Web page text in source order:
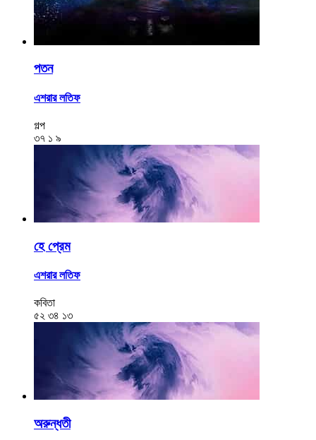
পতন
এশরার লতিফ
গল্প
৩৭ ১ ৯
হে প্রেম
এশরার লতিফ
কবিতা
৫২ ৩৪ ১৩
অরুন্ধতী